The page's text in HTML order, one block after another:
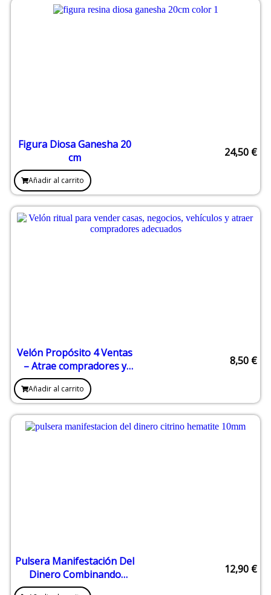
Figura Diosa Ganesha 20
cm
24,50 €
Añadir al carrito
Velón Propósito 4 Ventas
– Atrae compradores y
favorece la venta rápida
8,50 €
Añadir al carrito
Pulsera Manifestación Del
Dinero Combinando
Citrino y Hematite 10 mm
12,90 €